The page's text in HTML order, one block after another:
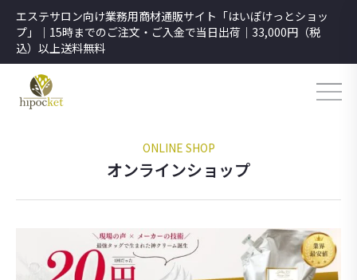
エステサロン向け業務用商材通販サイト「はいぽけっとショッ
プ」｜15時までのご注文・ご入金で当日出荷｜33,000円（税
込）以上送料無料
ONLINE SHOP
オンラインショップ